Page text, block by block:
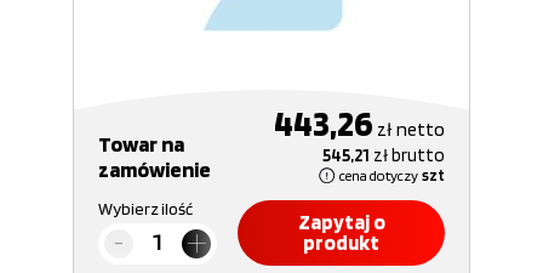
Towar na
zamówienie
443,26 złnetto
545,21 złbrutto
cena dotyczy szt
Wybierz ilość
Zapytaj o
produkt